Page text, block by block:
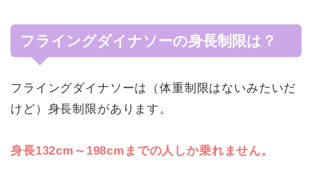
フライングダイナソーの身長制限は？
フライングダイナソーは（体重制限はないみたいだ
けど）身長制限があります。
身長132cm～198cmまでの人しか乗れません。